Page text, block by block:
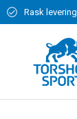
Rask levering